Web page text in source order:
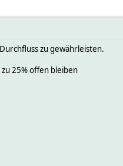
zu gewährleisten.
25% offen bleiben